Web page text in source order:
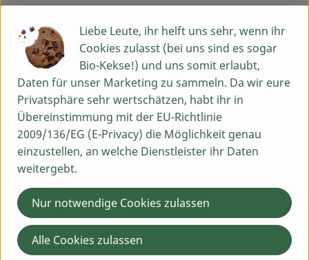
Herkunft
Hersteller: Bingenheimer Saatgut
Deutschland
Bingenheimer Saatgut
Du hast eine Frage? Wir helfen dir gern:
Egenhausen 54
Liebe Leute, ihr helft uns sehr, wenn ihr
Cookies zulasst (bei uns sind es sogar
Bio-Kekse!) und uns somit erlaubt,
Daten für unser Marketing zu sammeln. Da wir eure
Privatsphäre sehr wertschätzen, habt ihr in
Übereinstimmung mit der EU-Richtlinie
2009/136/EG (E-Privacy) die Möglichkeit genau
einzustellen, an welche Dienstleister ihr Daten
weitergebt.
Nur notwendige Cookies zulassen
Alle Cookies zulassen